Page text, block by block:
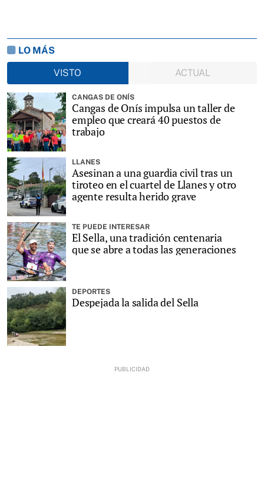
LO MÁS
VISTO
ACTUAL
CANGAS DE ONÍS
Cangas de Onís impulsa un taller de
empleo que creará 40 puestos de
trabajo
LLANES
Asesinan a una guardia civil tras un
tiroteo en el cuartel de Llanes y otro
agente resulta herido grave
TE PUEDE INTERESAR
El Sella, una tradición centenaria
que se abre a todas las generaciones
DEPORTES
Despejada la salida del Sella